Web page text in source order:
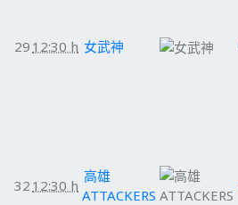
29 12:30 h 女武神
32 12:30 h
高雄
ATTACKERS